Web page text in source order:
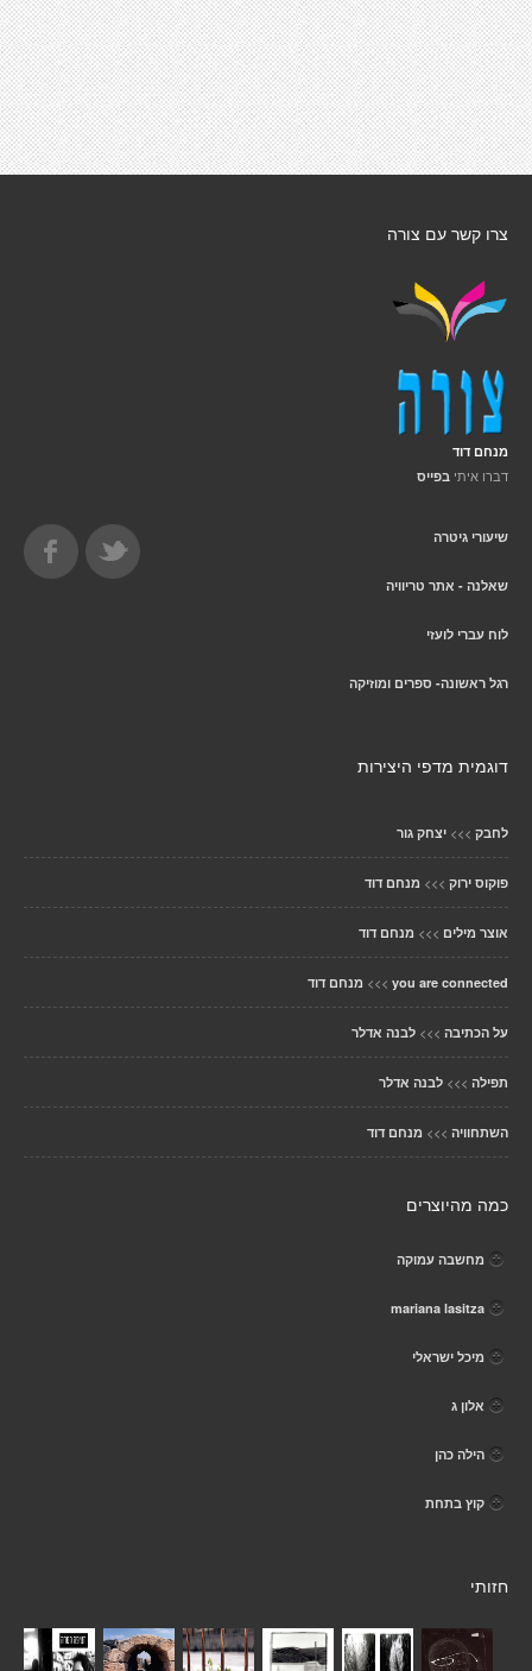
צרו קשר עם צורה
מנחם דוד
דברו איתי בפייס
שיעורי גיטרה
שאלנה - אתר טריוויה
לוח עברי לועזי
רגל ראשונה- ספרים ומוזיקה
דוגמית מדפי היצירות
לחבק >>> יצחק גור
פוקוס ירוק >>> מנחם דוד
אוצר מילים >>> מנחם דוד
you are connected
>>> מנחם דוד
על הכתיבה >>> לבנה אדלר
תפילה >>> לבנה אדלר
השתחוויה >>> מנחם דוד
כמה מהיוצרים
מחשבה עמוקה
mariana lasitza
מיכל ישראלי
אלון ג
הילה כהן
קוץ בתחת
חזותי